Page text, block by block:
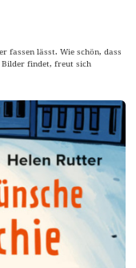
fassen lässt. Wie schön, dass
Bilder findet, freut sich